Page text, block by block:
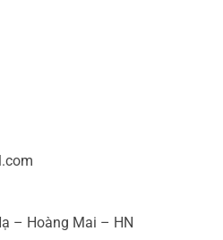
– Hoàng Mai – HN